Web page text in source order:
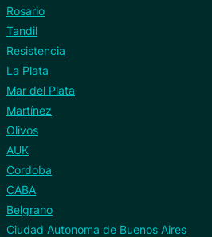
Rosario
Tandil
Resistencia
La Plata
Mar del Plata
Martínez
Olivos
AUK
Cordoba
CABA
Belgrano
Ciudad Autonoma de Buenos Aires